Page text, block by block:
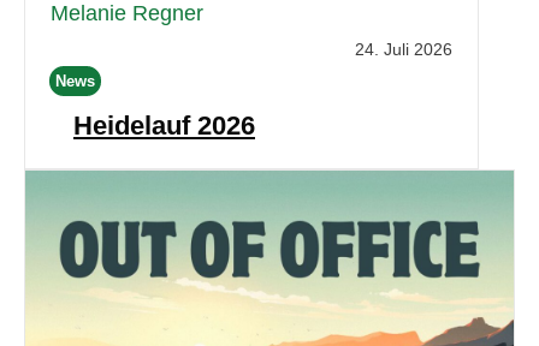
Melanie Regner
24. Juli 2026
News
Heidelauf 2026